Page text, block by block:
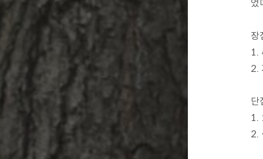
었
장
1.
2.
단
1.
2.